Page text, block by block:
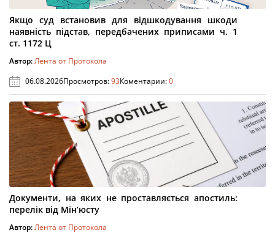
Якщо суд встановив для відшкодування шкоди
наявність підстав, передбачених приписами ч. 1
ст. 1172 Ц
Автор:Лента от Протокола
06.08.2026Просмотров:93Коментарии:0
Документи, на яких не проставляється апостиль:
перелік від Мін’юсту
Автор:Лента от Протокола